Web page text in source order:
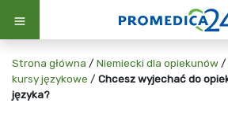
Strona główna / Niemiecki dla opiekunów /
kursy językowe / Chcesz wyjechać do
języka?